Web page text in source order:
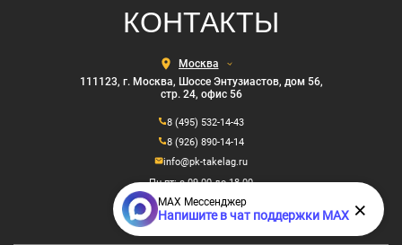
КОНТАКТЫ
Выберите
город
111123, г. Москва, Шоссе Энтузиастов, дом 56,
стр. 24, офис 56
info@pk-takelag.ru
Пн-пт: с 09.00 до 18.00
8 (495) 532-14-43
8 (926) 890-14-14
MAX Мессенджер
Напишите в чат поддержки MAX ×